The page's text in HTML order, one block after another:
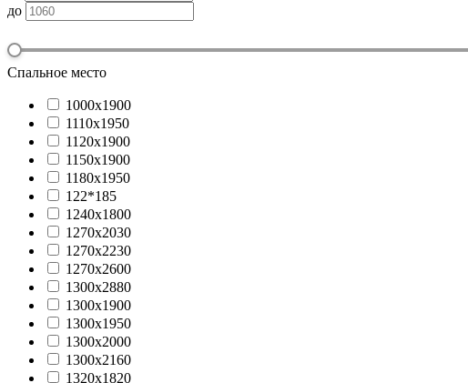
до
Спальное место
1000х1900
1110х1950
1120х1900
1150х1900
1180х1950
122*185
1240х1800
1270х2030
1270х2230
1270х2600
1300x2880
1300х1900
1300х1950
1300х2000
1300х2160
1320х1820